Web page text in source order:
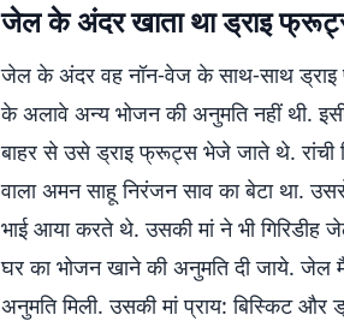
जेल के अंदर खाता था ड्राइ
जेल के अंदर वह नॉन-वेज के साथ-साथ ड्राइ
के अलावे अन्य भोजन की अनुमति नहीं थी.
बाहर से उसे ड्राइ फ्रूट्स भेजे जाते थे. रांची
वाला अमन साहू निरंजन साव का बेटा था.
भाई आया करते थे. उसकी मां ने भी
घर का भोजन खाने की अनुमति दी जाये.
अनुमति मिली. उसकी मां प्राय: बिस्किट और